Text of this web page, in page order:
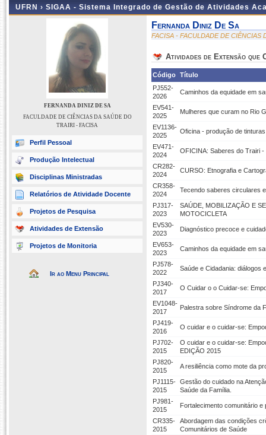
UFRN › SIGAA - Sistema Integrado de Gestão de Atividades
FERNANDA DINIZ DE SA
FACULDADE DE CIÊNCIAS DA SAÚDE DO
TRAIRI - FACISA
Perfil Pessoal
Produção Intelectual
Disciplinas Ministradas
Relatórios de Atividade Docente
Projetos de Pesquisa
Atividades de Extensão
Projetos de Monitoria
Ir ao Menu Principal
Fernanda Diniz De Sa
FACISA - FACULDADE DE CIÊNCIAS
Atividades de Extensão que
Código Título
PJ552-
2026
Caminhos da equidade em
EV541-
2025
Mulheres que curam no Rio
EV1136-
2025
Oficina - produção de
EV471-
2024
OFICINA: Saberes do Trairi
CR282-
2024
CURSO: Etnografia e
CR358-
2024
Tecendo saberes circulares
PJ317-
2023
SAÚDE, MOBILIZAÇÃO E
MOTOCICLETA
EV530-
2023
Diagnóstico precoce e
EV653-
2023
Caminhos da equidade em
PJ578-
2022
Saúde e Cidadania: diálogos
PJ340-
2017
O Cuidar o o Cuidar-se:
EV1048-
2017
Palestra sobre Síndrome da
PJ419-
2016
O cuidar e o cuidar-se:
PJ702-
2015
O cuidar e o cuidar-se:
EDIÇÃO 2015
PJ820-
2015
A resiliência como mote da
PJ1115-
2015
Gestão do cuidado na
Saúde da Família.
PJ981-
2015
Fortalecimento comunitário
CR335-
2015
Abordagem das condições
Comunitários de Saúde